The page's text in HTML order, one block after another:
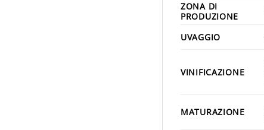
ZONA DI
PRODUZIONE
UVAGGIO
VINIFICAZIONE
MATURAZIONE